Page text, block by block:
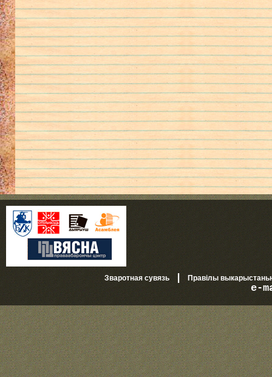
Зваротная сувязь|Правілы
e-